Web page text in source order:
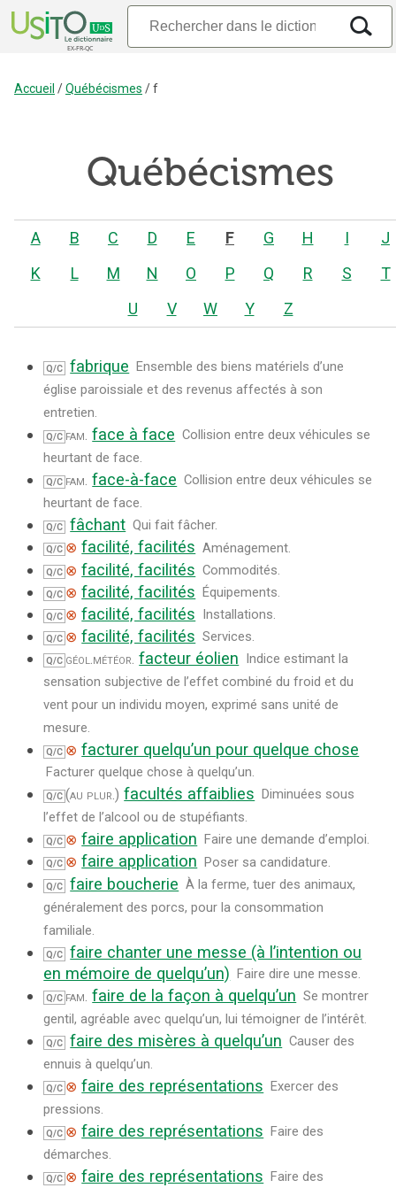
Accueil /Québécismes /f
Québécismes
A B C D E F G H I
J
K
L M N O P Q R S
T
U
V W Y Z
Q/C fabrique Ensemble des biens matériels d’une
église paroissiale et des revenus affectés à son
entretien.
Q/C fam. face à face Collision entre deux véhicules se
heurtant de face.
Q/C fam. face-à-face Collision entre deux véhicules se
heurtant de face.
Q/C fâchant Qui fait fâcher.
Q/C ⊗ facilité, facilités Aménagement.
Q/C ⊗ facilité, facilités Commodités.
Q/C ⊗ facilité, facilités Équipements.
Q/C ⊗ facilité, facilités Installations.
Q/C ⊗ facilité, facilités Services.
Q/C géol.météor. facteur éolien Indice estimant la
sensation subjective de l’effet combiné du froid et du
vent pour un individu moyen, exprimé sans unité de
mesure.
Q/C ⊗ facturer quelqu’un pour quelque chose
Facturer quelque chose à quelqu’un.
Q/C (au plur.) facultés affaiblies
Diminuées sous
l’effet de l’alcool ou de stupéfiants.
Q/C ⊗ faire application Faire une demande d’emploi.
Q/C ⊗ faire application Poser sa candidature.
Q/C faire boucherie À la ferme, tuer des animaux,
généralement des porcs, pour la consommation
familiale.
Q/C
faire chanter une messe (à l’intention ou
en mémoire de quelqu’un) Faire dire une messe.
Q/C fam. faire de la façon à quelqu’un Se montrer
gentil, agréable avec quelqu’un, lui témoigner de l’intérêt.
Q/C faire des misères à quelqu’un Causer des
ennuis à quelqu’un.
Q/C ⊗ faire des représentations Exercer des
pressions.
Q/C ⊗ faire des représentations Faire des
démarches.
Q/C ⊗ faire des représentations Faire des